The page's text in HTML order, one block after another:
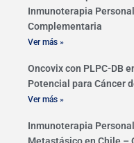
Inmunoterapia
Complementaria
Ver más »
Oncovix con PLPC-DB
Potencial para Cáncer
Ver más »
Inmunoterapia